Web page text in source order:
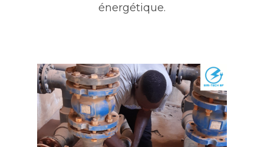
énergétique.